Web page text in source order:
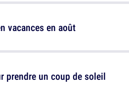
vacances en août
prendre un coup de soleil